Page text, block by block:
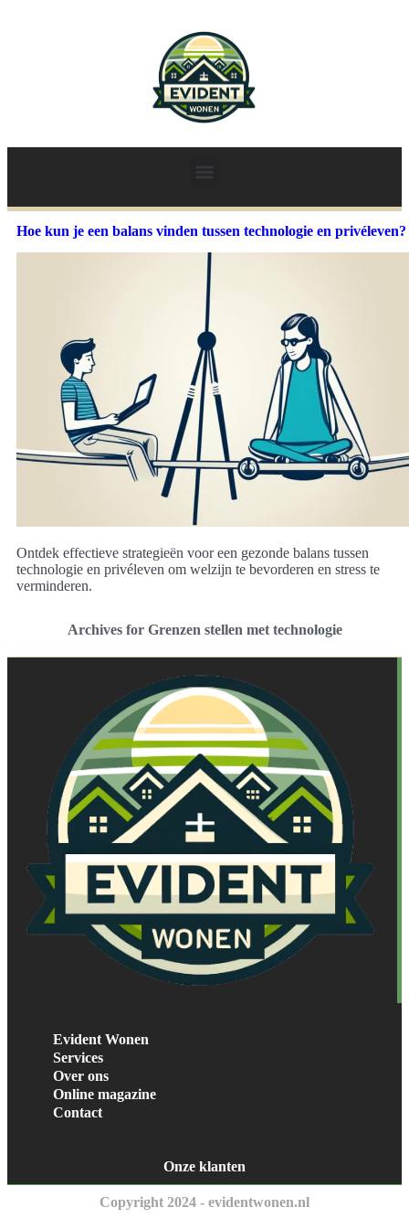
Hoe kun je een balans vinden tussen technologie en privéleven?
Ontdek effectieve strategieën voor een gezonde balans tussen
technologie en privéleven om welzijn te bevorderen en stress te
verminderen.
Archives for Grenzen stellen met technologie
Evident Wonen
Services
Over ons
Online magazine
Contact
Onze klanten
Copyright 2024 - evidentwonen.nl